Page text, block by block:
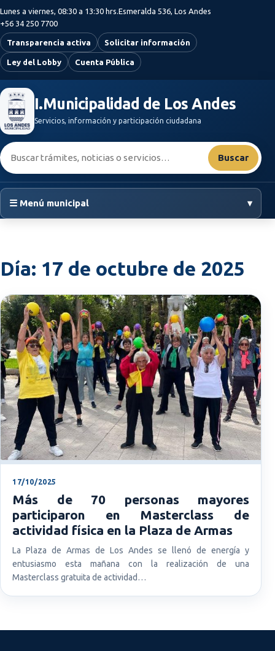
Saltar al contenido principal
Lunes a viernes, 08:30 a 13:30 hrs.Esmeralda 536, Los Andes
+56 34 250 7700
Transparencia activa Solicitar información
Ley del Lobby Cuenta Pública
I.Municipalidad de Los Andes
Servicios, información y participación ciudadana
Buscar:
Buscar
☰ Menú municipal ▾
Día: 17 de octubre de 2025
17/10/2025
Más de 70 personas mayores
participaron en Masterclass de
actividad física en la Plaza de Armas
La Plaza de Armas de Los Andes se llenó de energía y
entusiasmo esta mañana con la realización de una
Masterclass gratuita de actividad…